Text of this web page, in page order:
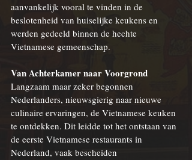
aanvankelijk vooral te vinden in de
beslotenheid van huiselijke keukens en
werden gedeeld binnen de hechte
Vietnamese gemeenschap.
Van Achterkamer naar Voorgrond
Langzaam maar zeker begonnen
Nederlanders, nieuwsgierig naar nieuwe
culinaire ervaringen, de Vietnamese keuken
te ontdekken. Dit leidde tot het ontstaan van
de eerste Vietnamese restaurants in
Nederland, vaak bescheiden